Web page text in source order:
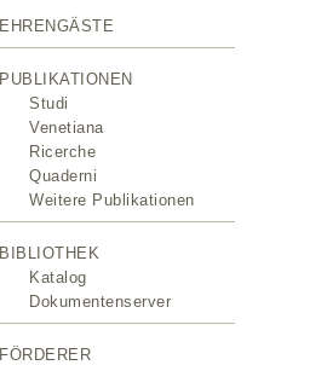
EHRENGÄSTE
PUBLIKATIONEN
Studi
Venetiana
Ricerche
Quaderni
Weitere Publikationen
BIBLIOTHEK
Katalog
Dokumentenserver
FÖRDERER